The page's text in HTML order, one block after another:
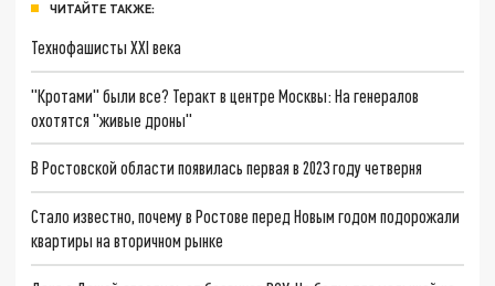
ЧИТАЙТЕ ТАКЖЕ:
Технофашисты XXI века
"Кротами" были все? Теракт в центре Москвы: На генералов
охотятся "живые дроны"
В Ростовской области появилась первая в 2023 году четверня
Стало известно, почему в Ростове перед Новым годом подорожали
квартиры на вторичном рынке